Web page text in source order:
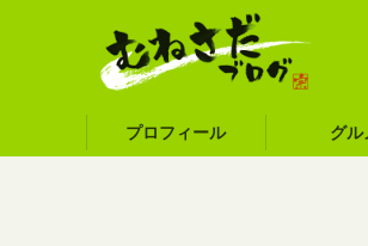
プロフィール グル